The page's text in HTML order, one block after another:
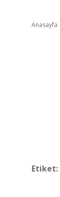
Anasayfa
Etiket: